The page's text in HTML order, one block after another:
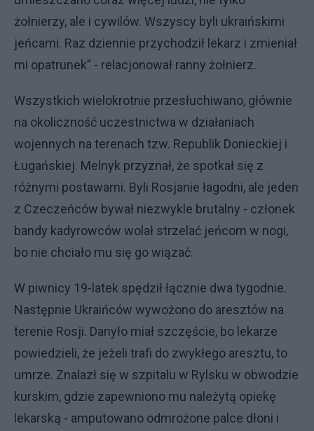
żołnierzy, ale i cywilów. Wszyscy byli ukraińskimi
jeńcami. Raz dziennie przychodził lekarz i zmieniał
mi opatrunek” - relacjonował ranny żołnierz.
Wszystkich wielokrotnie przesłuchiwano, głównie
na okoliczność uczestnictwa w działaniach
wojennych na terenach tzw. Republik Donieckiej i
Ługańskiej. Melnyk przyznał, że spotkał się z
różnymi postawami. Byli Rosjanie łagodni, ale jeden
z Czeczeńców bywał niezwykle brutalny - członek
bandy kadyrowców wolał strzelać jeńcom w nogi,
bo nie chciało mu się go wiązać.
W piwnicy 19-latek spędził łącznie dwa tygodnie.
Następnie Ukraińców wywożono do aresztów na
terenie Rosji. Danyło miał szczęście, bo lekarze
powiedzieli, że jeżeli trafi do zwykłego aresztu, to
umrze. Znalazł się w szpitalu w Rylsku w obwodzie
kurskim, gdzie zapewniono mu należytą opiekę
lekarską - amputowano odmrożone palce dłoni i